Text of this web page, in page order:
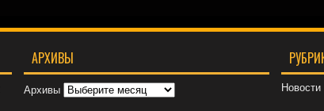
АРХИВЫ
Архивы Новости